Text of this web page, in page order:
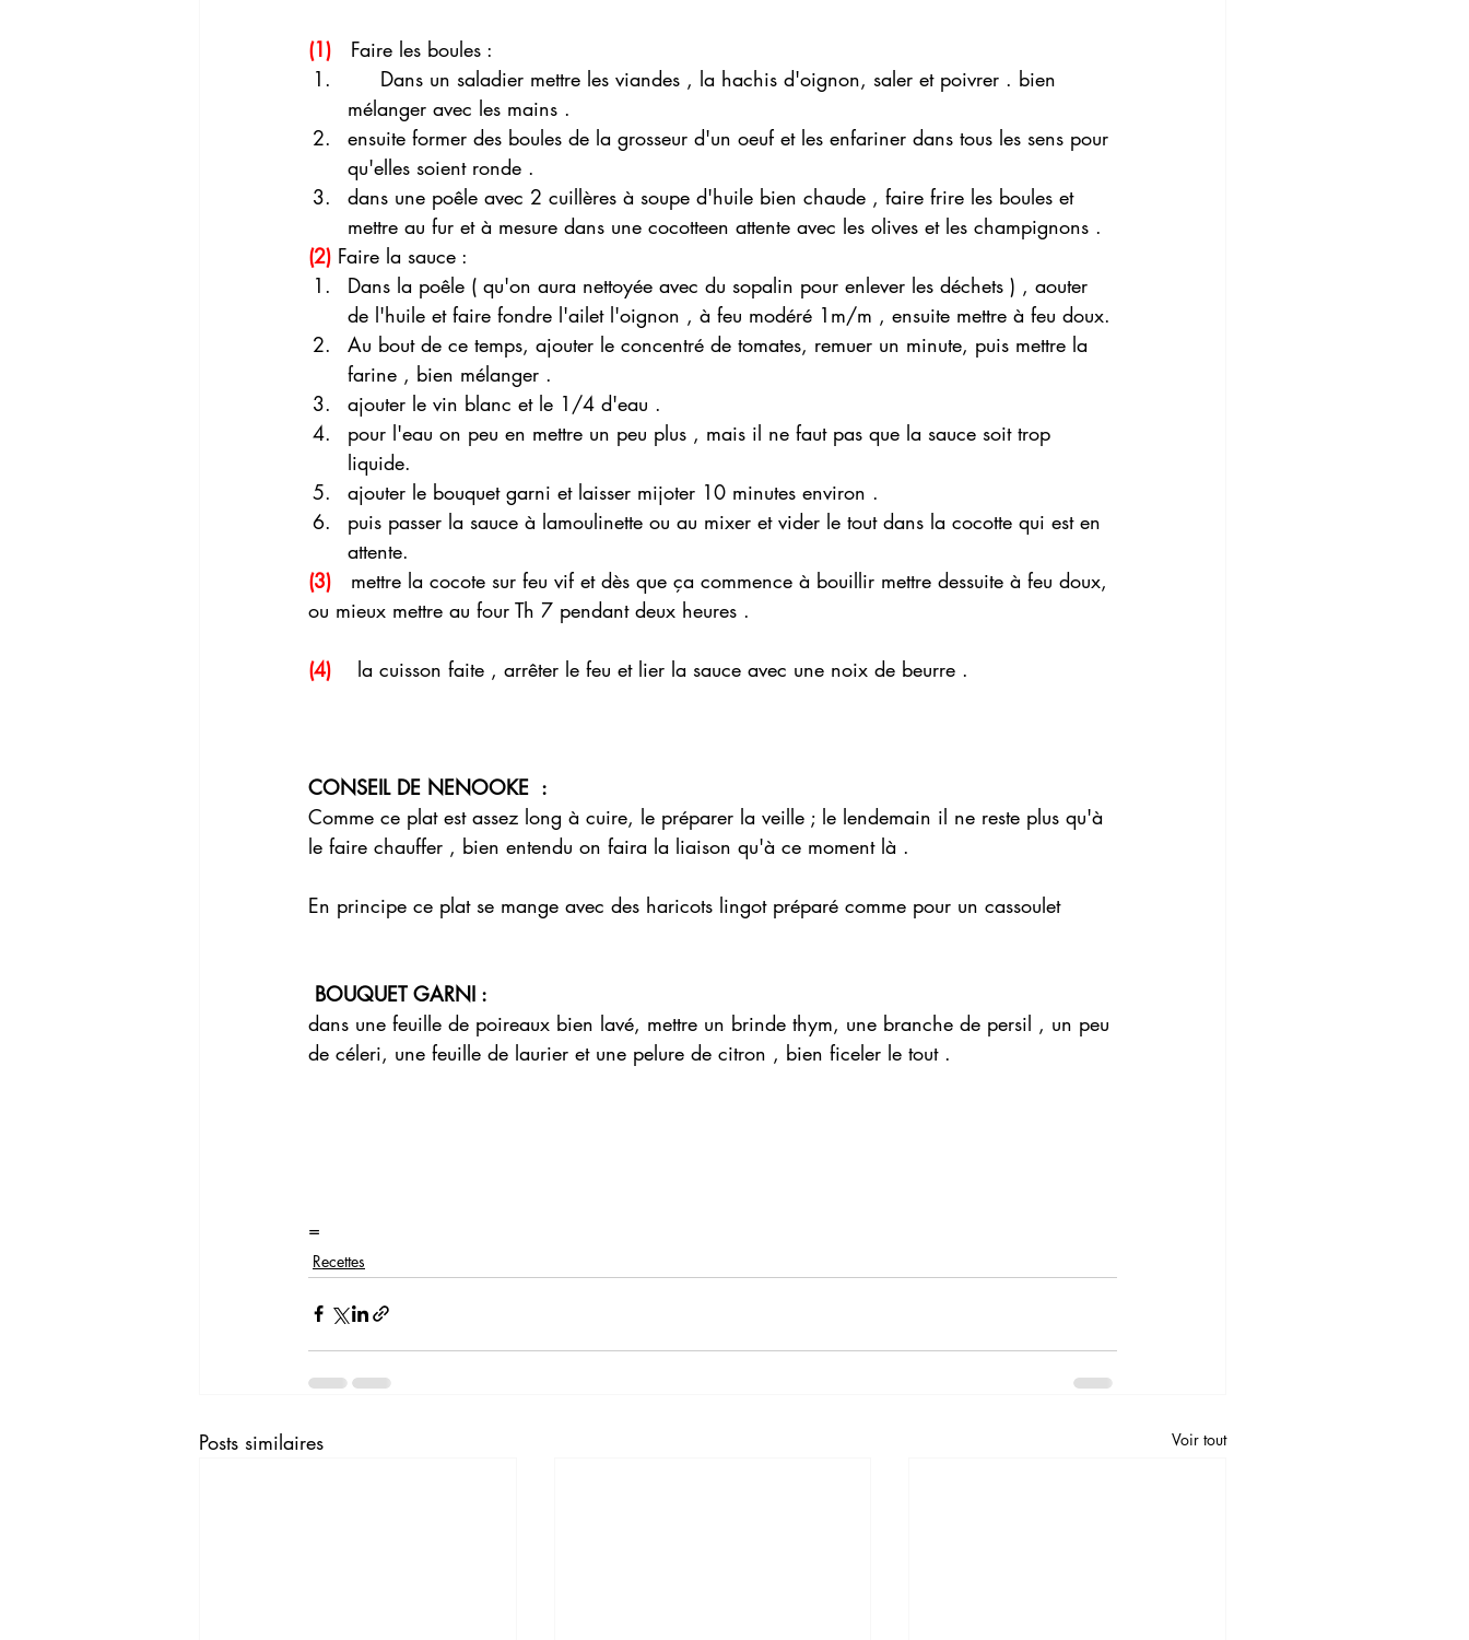
(1)
Faire les boules :
mélanger avec les mains .
ensuite former des boules de la grosseur d'un oeuf et les enfariner dans tous les sens pour
qu'elles soient ronde .
dans une poêle avec 2 cuillères à soupe d'huile bien chaude , faire frire les boules et
mettre au fur et à mesure dans une cocotteen attente avec les olives et les champignons .
(2) Faire la sauce :
Dans la poêle ( qu'on aura nettoyée avec du sopalin pour enlever les déchets ) , aouter
de l'huile et faire fondre l'ailet l'oignon , à feu modéré 1m/m , ensuite mettre à feu doux.
Au bout de ce temps, ajouter le concentré de tomates, remuer un minute, puis mettre la
farine , bien mélanger .
ajouter le vin blanc et le 1/4 d'eau .
pour l'eau on peu en mettre un peu plus , mais il ne faut pas que la sauce soit trop
liquide.
ajouter le bouquet garni et laisser mijoter 10 minutes environ .
puis passer la sauce à lamoulinette ou au mixer et vider le tout dans la cocotte qui est en
attente.
(3)
  mettre la cocote sur feu vif et dès que ça commence à bouillir mettre dessuite à feu doux,
ou mieux mettre au four Th 7 pendant deux heures .
(4)
   la cuisson faite , arrêter le feu et lier la sauce avec une noix de beurre .
CONSEIL DE NENOOKE  :
Comme ce plat est assez long à cuire, le préparer la veille ; le lendemain il ne reste plus qu'à
le faire chauffer , bien entendu on faira la liaison qu'à ce moment là .
En principe ce plat se mange avec des haricots lingot préparé comme pour un cassoulet
BOUQUET GARNI :
dans une feuille de poireaux bien lavé, mettre un brinde thym, une branche de persil , un peu
de céleri, une feuille de laurier et une pelure de citron , bien ficeler le tout .
=
Recettes
Posts similaires Voir tout